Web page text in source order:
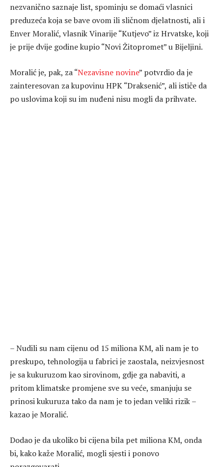
nezvanično saznaje list, spominju se domaći vlasnici
preduzeća koja se bave ovom ili sličnom djelatnosti, ali i
Enver Moralić, vlasnik Vinarije “Kutjevo” iz Hrvatske, koji
je prije dvije godine kupio “Novi Žitopromet” u Bijeljini.
Moralić je, pak, za “Nezavisne novine” potvrdio da je
zainteresovan za kupovinu HPK “Draksenić”, ali ističe da
po uslovima koji su im nuđeni nisu mogli da prihvate.
– Nudili su nam cijenu od 15 miliona KM, ali nam je to
preskupo, tehnologija u fabrici je zaostala, neizvjesnost
je sa kukuruzom kao sirovinom, gdje ga nabaviti, a
pritom klimatske promjene sve su veće, smanjuju se
prinosi kukuruza tako da nam je to jedan veliki rizik –
kazao je Moralić.
Dodao je da ukoliko bi cijena bila pet miliona KM, onda
bi, kako kaže Moralić, mogli sjesti i ponovo